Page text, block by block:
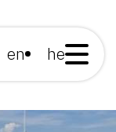
en he